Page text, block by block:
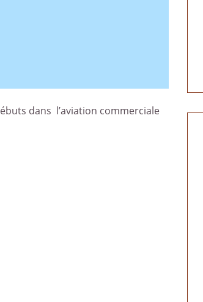
dans l’aviation commerciale